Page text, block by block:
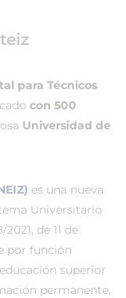
para Técnicos
con 500
Universidad de
es una nueva
Universitario
de 11 de
por función
superior
permanente,